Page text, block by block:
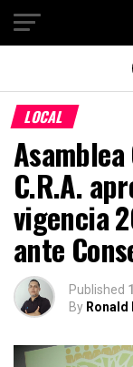
LOCAL
C.R.A.
vigencia
ante
Published
By Ronald